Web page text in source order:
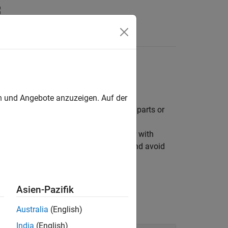
environments. To represent robot parts or
with each other (self-collisions) or with
obstacle clearance to anticipate and avoid
Angebote anzuzeigen. Auf der
Asien-Pazifik
Australia (English)
India (English)